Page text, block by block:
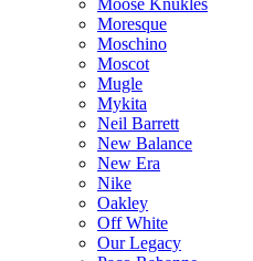
Moose Knukles
Moresque
Moschino
Moscot
Mugle
Mykita
Neil Barrett
New Balance
New Era
Nike
Oakley
Off White
Our Legacy